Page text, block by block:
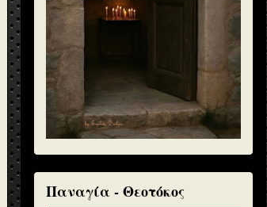
Παναγία - Θεοτόκος